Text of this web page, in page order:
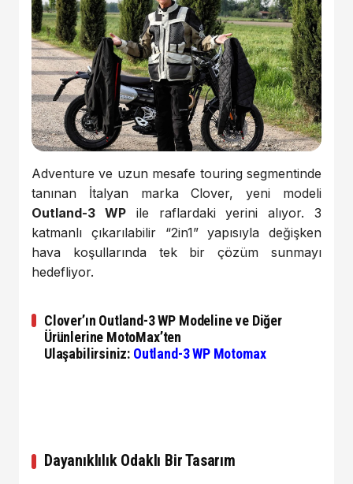
Adventure ve uzun mesafe touring segmentinde
tanınan İtalyan marka Clover, yeni modeli
Outland-3 WPile raflardaki yerini alıyor. 3
katmanlı çıkarılabilir “2in1” yapısıyla değişken
hava koşullarında tek bir çözüm sunmayı
hedefliyor.
Clover’ın Outland-3 WP Modeline ve Diğer
Ürünlerine MotoMax’ten
Ulaşabilirsiniz: Outland-3 WP Motomax
Dayanıklılık Odaklı Bir Tasarım